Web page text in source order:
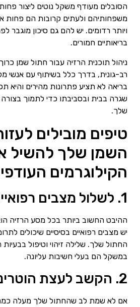
הסובלים מעודף משקל נוטים ליצור
משפחותיהם ולעתים קרובות הם פחות
ויותר רדומים. יש להם גם סיכון מוגבר
בריאותיים חמורים.
ניהול תוכנית הרזיה עבור חתול שמן
רב-גונית, בדרך כלל בשיתוף עם אנשי
בריאה לא תציע פתרונות מהירים והיא
שגרה בבית ובסביבתו כדי לתמוך
שלך.
טיפים מובילים
השמן שלך להשיל
הקילוגרמים
1. לשלול מצבים רפואיים בסיסיים
ההיבט החשוב ביותר בכל מסע הרזיה
יש מצבים רפואיים בסיסיים שיכולים
החתול שלך. שלילה זיהוי וטיפול בבעיות
במשקל הם בעלי חשיבות עליונה.
2. הקשב לעצת הוטרינר שלך
אם לא שמת לב שהחתול שלך מעלה כמה